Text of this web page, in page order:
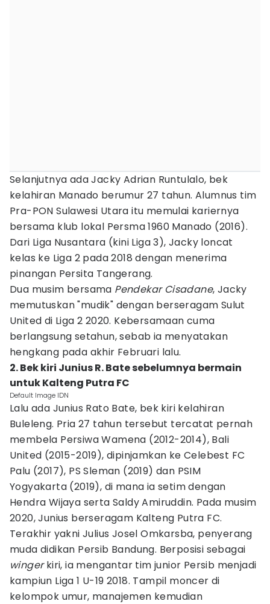
Selanjutnya ada Jacky Adrian Runtulalo, bek
kelahiran Manado berumur 27 tahun. Alumnus tim
Pra-PON Sulawesi Utara itu memulai kariernya
bersama klub lokal Persma 1960 Manado (2016).
Dari Liga Nusantara (kini Liga 3), Jacky loncat
kelas ke Liga 2 pada 2018 dengan menerima
pinangan Persita Tangerang.
Dua musim bersama Pendekar Cisadane, Jacky
memutuskan "mudik" dengan berseragam Sulut
United di Liga 2 2020. Kebersamaan cuma
berlangsung setahun, sebab ia menyatakan
hengkang pada akhir Februari lalu.
2. Bek kiri Junius R. Bate sebelumnya bermain
untuk Kalteng Putra FC
Default Image IDN
Lalu ada Junius Rato Bate, bek kiri kelahiran
Buleleng. Pria 27 tahun tersebut tercatat pernah
membela Persiwa Wamena (2012-2014), Bali
United (2015-2019), dipinjamkan ke Celebest FC
Palu (2017), PS Sleman (2019) dan PSIM
Yogyakarta (2019), di mana ia setim dengan
Hendra Wijaya serta Saldy Amiruddin. Pada musim
2020, Junius berseragam Kalteng Putra FC.
Terakhir yakni Julius Josel Omkarsba, penyerang
muda didikan Persib Bandung. Berposisi sebagai
wingerkiri, ia mengantar tim junior Persib menjadi
kampiun Liga 1 U-19 2018. Tampil moncer di
kelompok umur, manajemen kemudian